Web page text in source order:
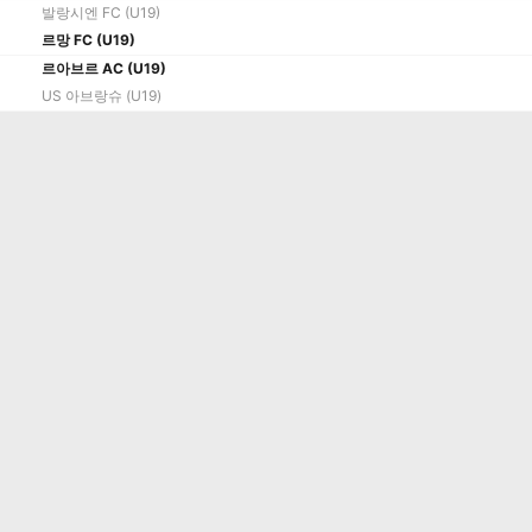
발랑시엔 FC (U19)
르망 FC (U19)
르아브르 AC (U19)
US 아브랑슈 (U19)